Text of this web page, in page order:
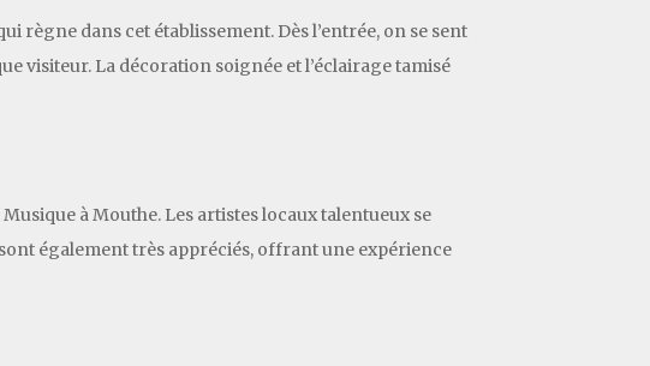
règne dans cet établissement. Dès l’entrée, on se sent
visiteur. La décoration soignée et l’éclairage tamisé
à Mouthe. Les artistes locaux talentueux se
également très appréciés, offrant une expérience